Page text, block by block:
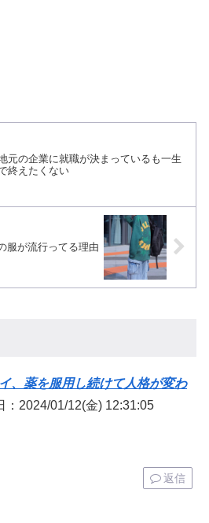
元の企業に就職が決まっているも一生
終えたくない
服が流行ってる理由
、薬を服用し続けて人格が変わ
：2024/01/12(金) 12:31:05
返信